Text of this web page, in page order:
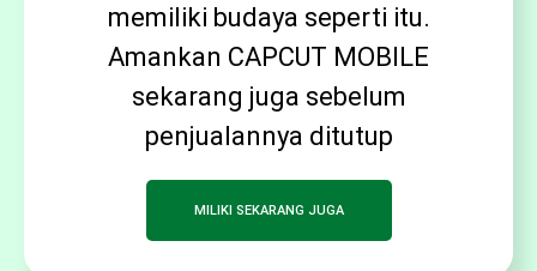
memiliki budaya seperti itu.
Amankan CAPCUT MOBILE
sekarang juga sebelum
penjualannya ditutup
MILIKI SEKARANG JUGA